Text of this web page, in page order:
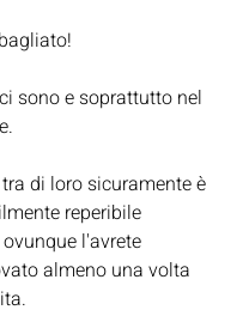
sono e soprattutto nel
di loro sicuramente è
reperibile
l'avrete
almeno una volta